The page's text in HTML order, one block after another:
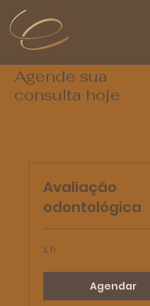
Agende sua
consulta hoje
Avaliação
odontológica
1 h
Agendar